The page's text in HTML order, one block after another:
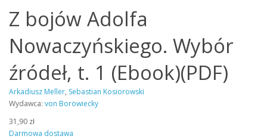
Z bojów Adolfa
Nowaczyńskiego. Wybór
źródeł, t. 1 (Ebook)(PDF)
Arkadiusz Meller, Sebastian Kosiorowski
Wydawca: von Borowiecky
31,90 zł
Darmowa dostawa